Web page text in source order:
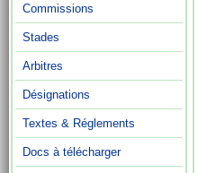
Commissions
Stades
Arbitres
Désignations
Textes & Réglements
Docs à télécharger